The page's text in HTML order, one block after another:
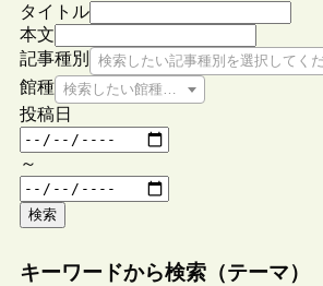
タイトル
本文
記事種別
検索したい記事種別を選択してく
館種 検索したい館種を選択してください
投稿日
～
検索
キーワードから検索（テーマ）